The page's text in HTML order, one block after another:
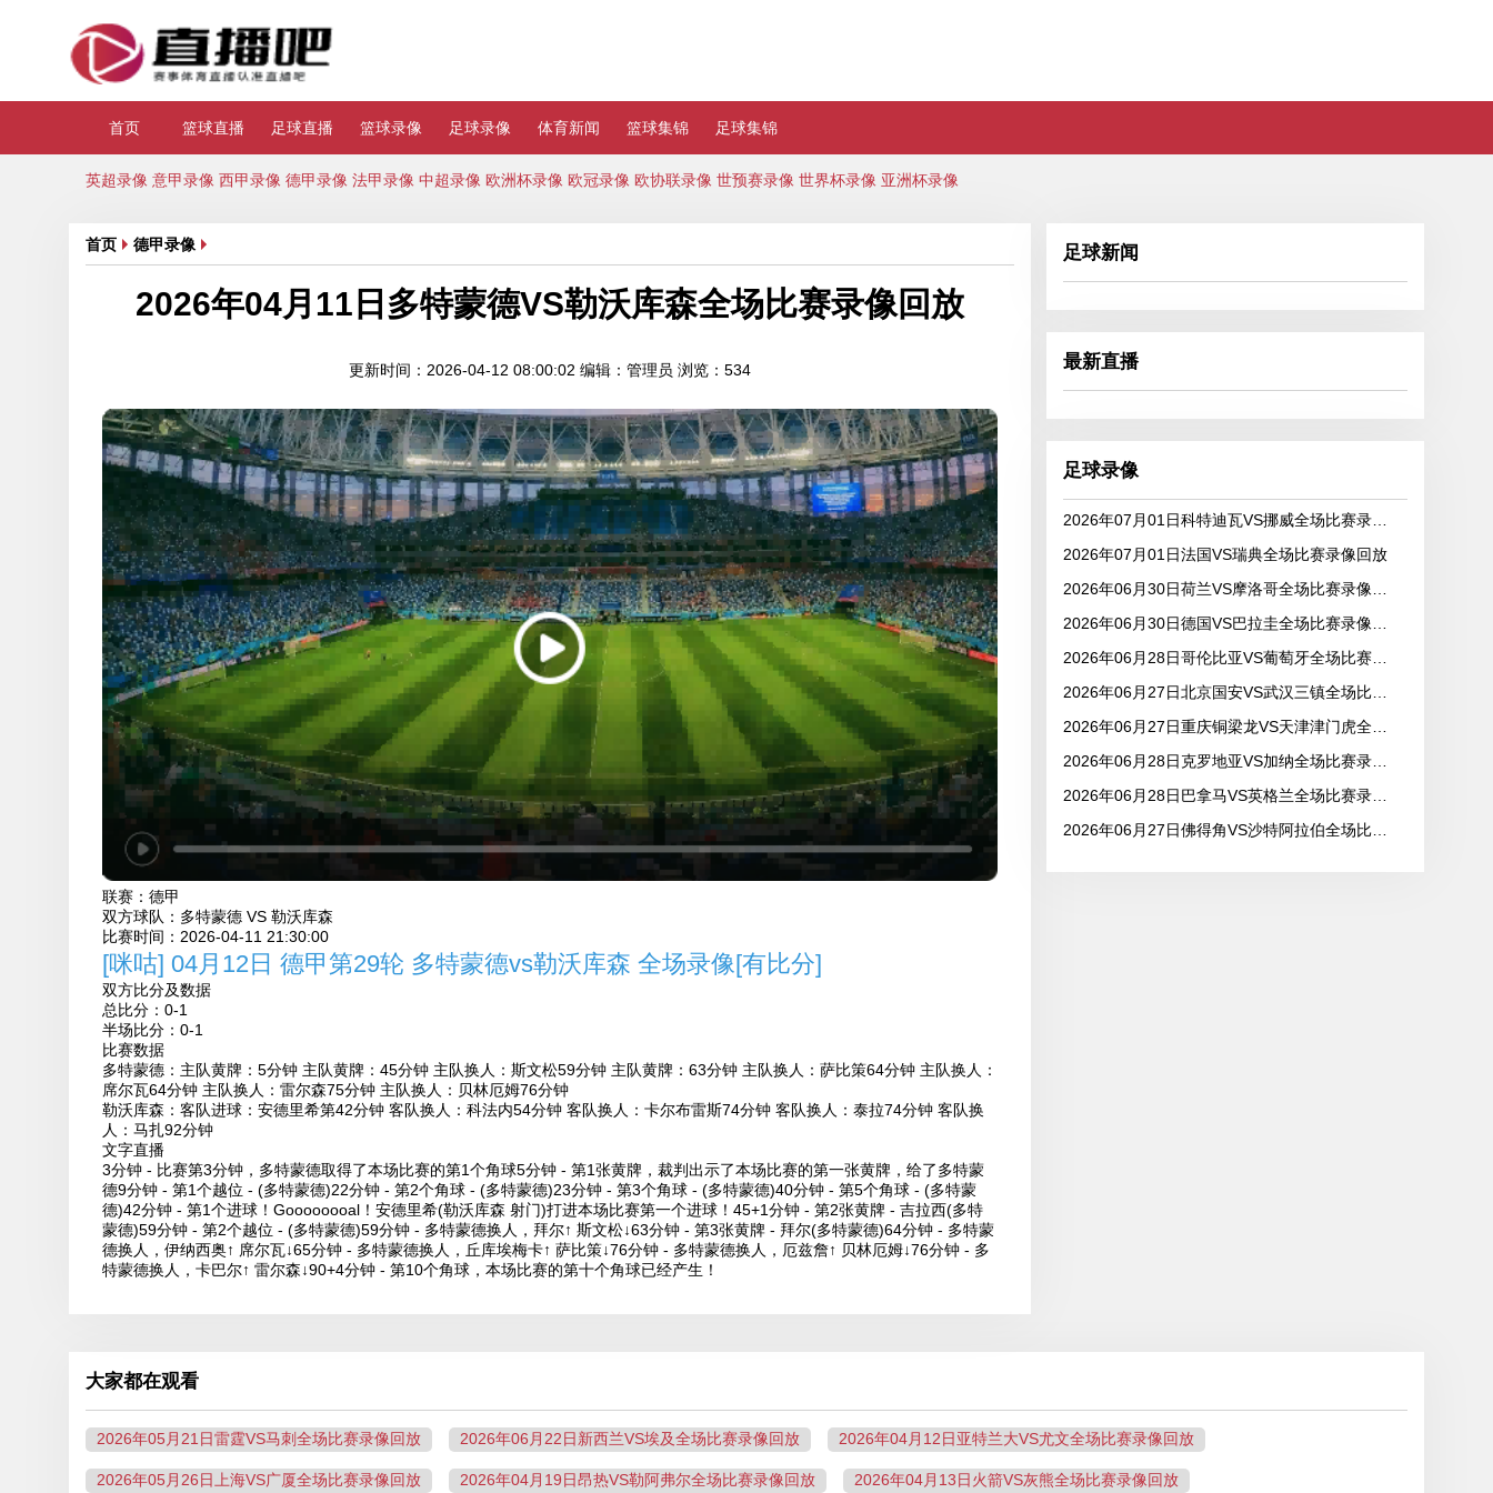
首页 篮球直播 足球直播 篮球录像 足球录像 体育新闻 篮球集锦 足球集锦
英超录像 意甲录像 西甲录像 德甲录像 法甲录像 中超录像 欧洲杯录像 欧冠录像 欧协联录像 世预赛录像 世界杯录像 亚洲杯录像
首页 德甲录像
2026年04月11日多特蒙德VS勒沃库森全场比赛录像回放
更新时间：2026-04-12 08:00:02 编辑：管理员 浏览：534
联赛： 德甲
双方球队： 多特蒙德 VS 勒沃库森
比赛时间： 2026-04-11 21:30:00
[咪咕] 04月12日 德甲第29轮 多特蒙德vs勒沃库森 全场录像[有比分]
双方比分及数据
总比分：0-1
半场比分：0-1
比赛数据
多特蒙德：主队黄牌：5分钟 主队黄牌：45分钟 主队换人：斯文松59分钟 主队黄牌：63分钟 主队换人：萨比策64分钟 主队换人：
席尔瓦64分钟 主队换人：雷尔森75分钟 主队换人：贝林厄姆76分钟
勒沃库森：客队进球：安德里希第42分钟 客队换人：科法内54分钟 客队换人：卡尔布雷斯74分钟 客队换人：泰拉74分钟 客队换
人：马扎92分钟
文字直播
3分钟 - 比赛第3分钟，多特蒙德取得了本场比赛的第1个角球5分钟 - 第1张黄牌，裁判出示了本场比赛的第一张黄牌，给了多特蒙
德9分钟 - 第1个越位 - (多特蒙德)22分钟 - 第2个角球 - (多特蒙德)23分钟 - 第3个角球 - (多特蒙德)40分钟 - 第5个角球 - (多特蒙
德)42分钟 - 第1个进球！Goooooooal！安德里希(勒沃库森 射门)打进本场比赛第一个进球！45+1分钟 - 第2张黄牌 - 吉拉西(多特
蒙德)59分钟 - 第2个越位 - (多特蒙德)59分钟 - 多特蒙德换人，拜尔↑ 斯文松↓63分钟 - 第3张黄牌 - 拜尔(多特蒙德)64分钟 - 多特蒙
德换人，伊纳西奥↑ 席尔瓦↓65分钟 - 多特蒙德换人，丘库埃梅卡↑ 萨比策↓76分钟 - 多特蒙德换人，厄兹詹↑ 贝林厄姆↓76分钟 - 多
特蒙德换人，卡巴尔↑ 雷尔森↓90+4分钟 - 第10个角球，本场比赛的第十个角球已经产生！
足球新闻
最新直播
足球录像
2026年07月01日法国VS瑞典全场比赛录像回放
大家都在观看
2026年05月21日雷霆VS马刺全场比赛录像回放 2026年06月22日新西兰VS埃及全场比赛录像回放 2026年04月12日亚特兰大VS尤文全场比赛录像回放
2026年05月26日上海VS广厦全场比赛录像回放 2026年04月19日昂热VS勒阿弗尔全场比赛录像回放 2026年04月13日火箭VS灰熊全场比赛录像回放